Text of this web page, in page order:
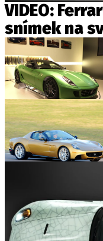
VIDEO:
snímek na